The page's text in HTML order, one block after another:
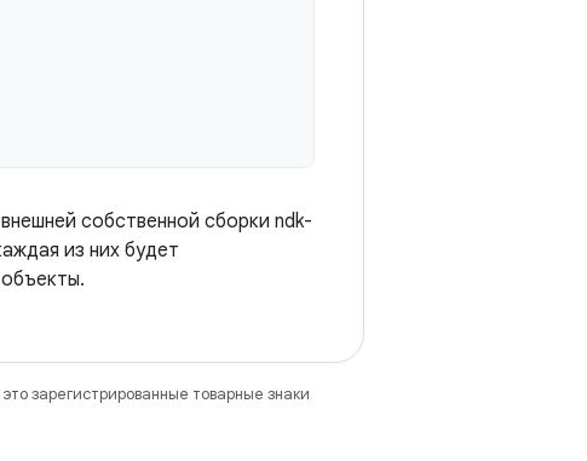
собственной сборки ndk-
из них будет
зарегистрированные товарные знаки